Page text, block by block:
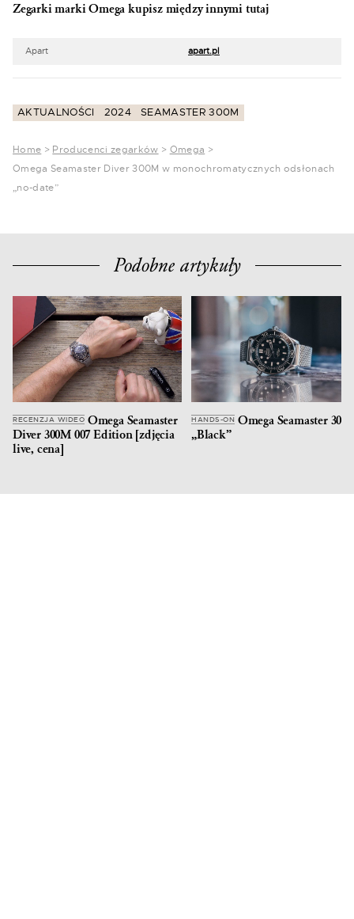
Zegarki marki Omega kupisz między innymi tutaj
Apart apart.pl
AKTUALNOŚCI 2024 SEAMASTER 300M
Home > Producenci zegarków > Omega >
Omega Seamaster Diver 300M w monochromatycznych odsłonach
„no-date”
Podobne artykuły
RECENZJA WIDEO Omega Seamaster
Diver 300M 007 Edition [zdjęcia
live, cena]
HANDS-ON Omega Seamaster
„Black”